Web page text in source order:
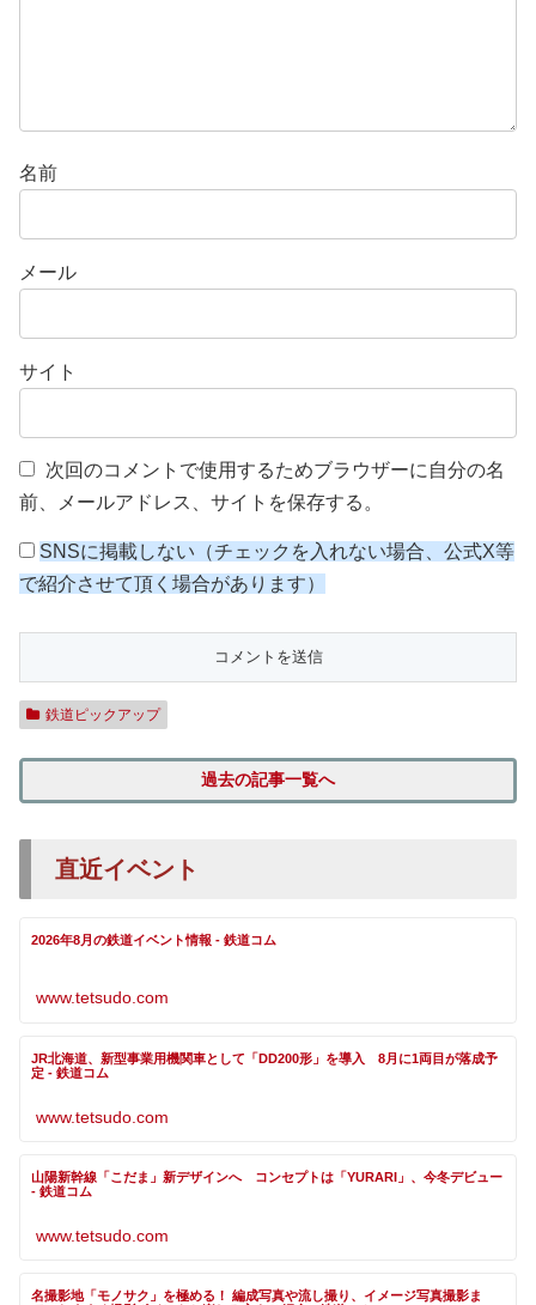
名前
メール
サイト
次回のコメントで使用するためブラウザーに自分の名
前、メールアドレス、サイトを保存する。
SNSに掲載しない（チェックを入れない場合、公式X等
で紹介させて頂く場合があります）
鉄道ピックアップ
過去の記事一覧へ
直近イベント
2026年8月の鉄道イベント情報 - 鉄道コム
www.tetsudo.com
JR北海道、新型事業用機関車として「DD200形」を導入 8月に1両目が落成予
定 - 鉄道コム
www.tetsudo.com
山陽新幹線「こだま」新デザインへ コンセプトは「YURARI」、今冬デビュー
- 鉄道コム
www.tetsudo.com
名撮影地「モノサク」を極める！ 編成写真や流し撮り、イメージ写真撮影ま